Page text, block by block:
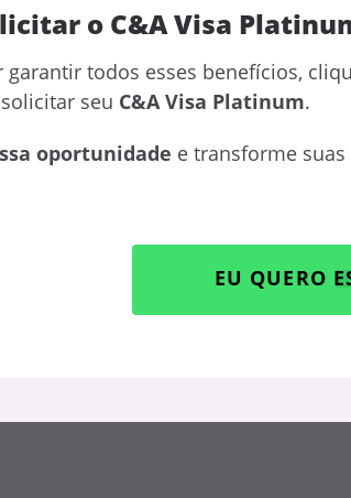
o C&A Visa
garantir todos esses benefícios,
seu C&A Visa Platinum.
oportunidade e transforme
EU QUERO